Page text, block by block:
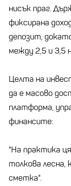
нисък праг.
фиксирана
депозит,
между 2,5 и 3,5
Целта на
да е масово
платформа,
финансите:
"На практика
толкова
сметка".